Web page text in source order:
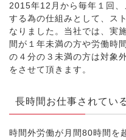
2015年12月から毎年１回
する為の仕組みとして、ス
なりました。当社では、実
間が１年未満の方や労働時
の４分の３未満の方は対象
をさせて頂きます。
長時間お仕事されてい
時間外労働が月間80時間を